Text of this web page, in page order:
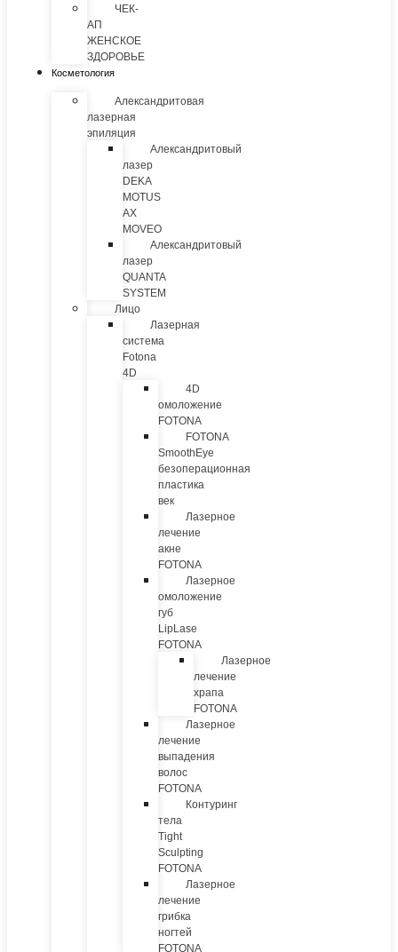
ЧЕК-
АП
ЖЕНСКОЕ
ЗДОРОВЬЕ
Косметология
Александритовая
лазерная
эпиляция
Александритовый
лазер
DEKA
MOTUS
AX
MOVEO
Александритовый
лазер
QUANTA
SYSTEM
Лицо
Лазерная
система
Fotona
4D
4D
омоложение
FOTONA
FOTONA
SmoothEye
безоперационная
пластика
век
Лазерное
лечение
акне
FOTONA
Лазерное
омоложение
губ
LipLase
FOTONA
Лазерное
лечение
храпа
FOTONA
Лазерное
лечение
выпадения
волос
FOTONA
Контуринг
тела
Tight
Sculpting
FOTONA
Лазерное
лечение
грибка
ногтей
FOTONA